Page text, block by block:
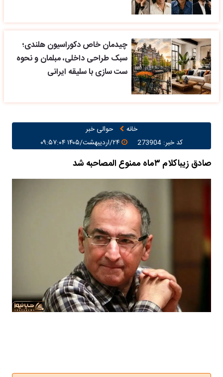
چیدمان خاص دکوراسیون هلندی؛
سبک طراحی داخلی، مبلمان و نحوه
ست سازی با سلیقه ایرانی
خانه
حوالی خبر
کد خبر: 273904
۲۴/اردیبهشت/۱۴۰۵ ۰۹:۵۷:۰۴
صادق زیباکلام ۳ماه ممنوع المصاحبه شد